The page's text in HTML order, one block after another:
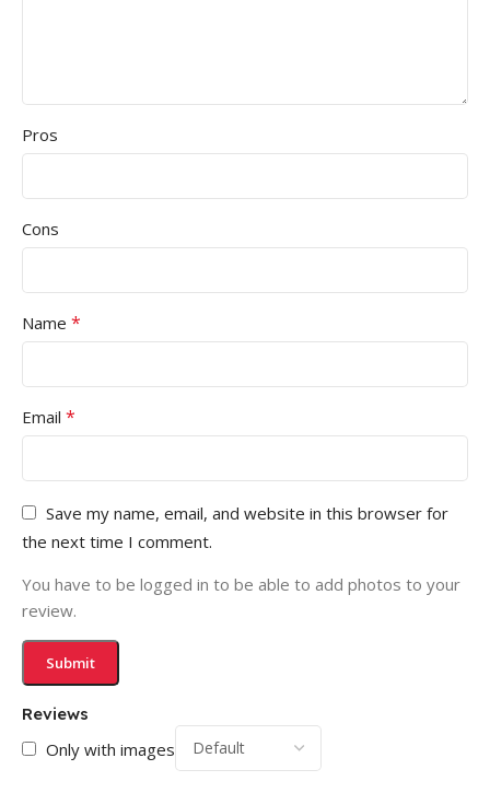
Reviews
Only with images
Pros
Cons
Name *
Email *
Save my name, email, and website in this browser for
the next time I comment.
You have to be logged in to be able to add photos to your
review.